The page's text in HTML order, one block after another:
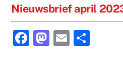
Nieuwsbrief april
F
M
E